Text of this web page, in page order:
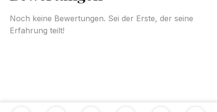
Noch keine Bewertungen. Sei der Erste, der seine
Erfahrung teilt!